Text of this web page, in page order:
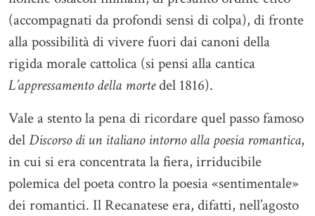
(accompagnati da profondi sensi di colpa), di fronte
alla possibilità di vivere fuori dai canoni della
rigida morale cattolica (si pensi alla cantica
L’appressamento della mortedel 1816).
Vale a stento la pena di ricordare quel passo famoso
delDiscorso di un italiano intorno alla poesia romantica,
in cui si era concentrata la fiera, irriducibile
polemica del poeta contro la poesia «sentimentale»
dei romantici. Il Recanatese era, difatti, nell’agosto